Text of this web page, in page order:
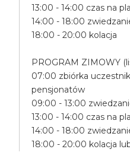
13:00 - 14:00 czas na
14:00 - 18:00
18:00 - 20:00 kolacja
PROGRAM ZIMOWY
07:00 zbiórka
pensjonatów
09:00 - 13:00
13:00 - 14:00 czas na
14:00 - 18:00
18:00 - 20:00 kolacja